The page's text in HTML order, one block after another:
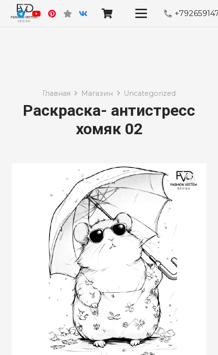
Главная Магазин Uncategorized
Раскраска- антистресс
хомяк 02